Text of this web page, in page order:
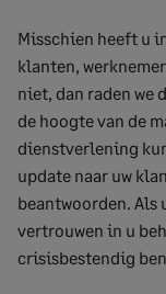
Misschien heeft u
klanten,
niet, dan raden we
de hoogte van de
dienstverlening
update naar uw
beantwoorden. Als
vertrouwen in u
crisisbestendig